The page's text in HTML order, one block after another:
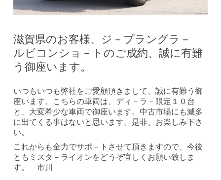
滋賀県のお客様、ジ－プラングラ－
ルビコンショ－トのご成約、誠に有難
う御座います。
いつもいつも弊社をご愛顧頂きまして、誠に有難う御
座います。こちらの車両は、ディ－ラ－限定１０台
と、大変希少な車両で御座います。中古市場にも滅多
に出てくる事はないと思います。是非、お楽しみ下さ
い。
これからも全力でサポ－トさせて頂きますので、今後
ともミスタ－ライオンをどうぞ宜しくお願い致しま
す。 市川